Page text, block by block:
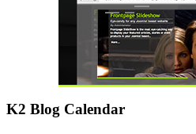
K2 Blog Calendar